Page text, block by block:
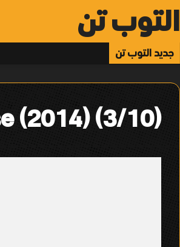
التوب تن
جديد التوب تن
(2014) (3/10)